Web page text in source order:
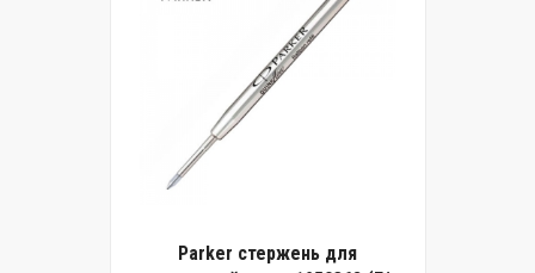
Parker стержень для